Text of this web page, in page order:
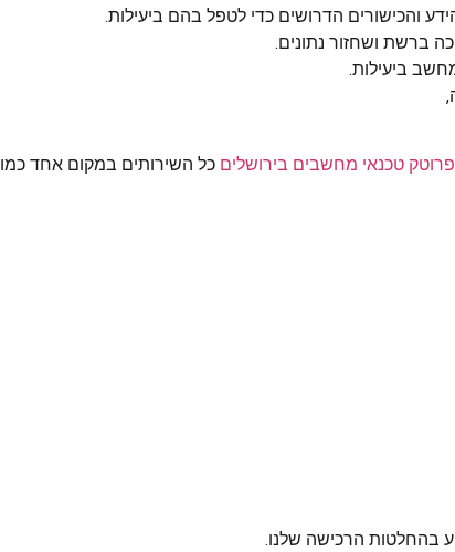
והכישורים הדרושים כדי לטפל בהם ביעילות.
ברשת ושחזור נתונים.
ביעילות.
פרוטק טכנאי מחשבים בירושלים כל השירותים במקום אחד כמו
בהחלטות הרכישה שלנו.